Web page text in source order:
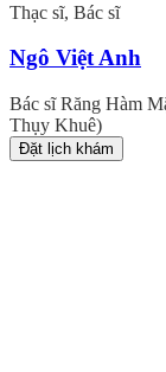
Thạc sĩ, Bác sĩ
Ngô Việt Anh
Bác sĩ Răng Hàm
Thụy Khuê)
Đặt lịch khám